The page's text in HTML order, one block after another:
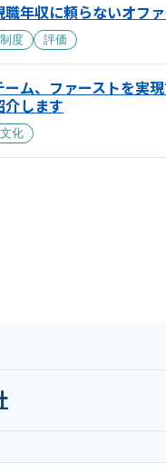
職年収に頼らないオフ
制度 評価
ーム、ファーストを実
介します
文化